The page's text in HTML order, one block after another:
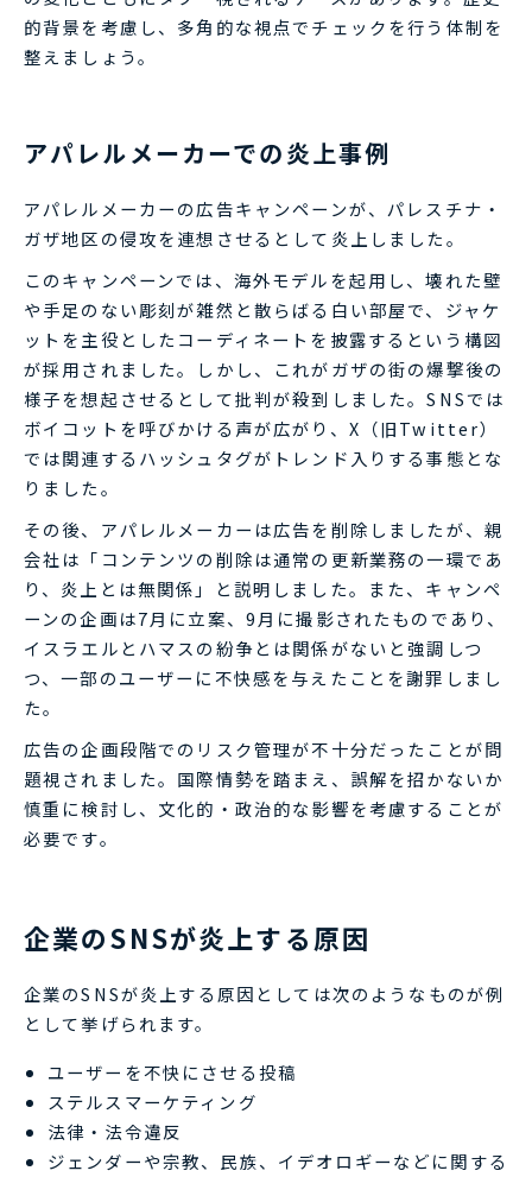
的背景を考慮し、多角的な視点でチェックを行う体制を
整えましょう。
アパレルメーカーでの炎上事例
アパレルメーカーの広告キャンペーンが、パレスチナ・
ガザ地区の侵攻を連想させるとして炎上しました。
このキャンペーンでは、海外モデルを起用し、壊れた壁
や手足のない彫刻が雑然と散らばる白い部屋で、ジャケ
ットを主役としたコーディネートを披露するという構図
が採用されました。しかし、これがガザの街の爆撃後の
様子を想起させるとして批判が殺到しました。SNSでは
ボイコットを呼びかける声が広がり、X（旧Twitter）
では関連するハッシュタグがトレンド入りする事態とな
りました。
その後、アパレルメーカーは広告を削除しましたが、親
会社は「コンテンツの削除は通常の更新業務の一環であ
り、炎上とは無関係」と説明しました。また、キャンペ
ーンの企画は7月に立案、9月に撮影されたものであり、
イスラエルとハマスの紛争とは関係がないと強調しつ
つ、一部のユーザーに不快感を与えたことを謝罪しまし
た。
広告の企画段階でのリスク管理が不十分だったことが問
題視されました。国際情勢を踏まえ、誤解を招かないか
慎重に検討し、文化的・政治的な影響を考慮することが
必要です。
企業のSNSが炎上する原因
企業のSNSが炎上する原因としては次のようなものが例
として挙げられます。
ユーザーを不快にさせる投稿
ステルスマーケティング
法律・法令違反
ジェンダーや宗教、民族、イデオロギーなどに関する